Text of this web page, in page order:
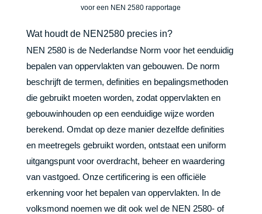
voor een NEN 2580 rapportage
Wat houdt de NEN2580 precies in?
NEN 2580 is de Nederlandse Norm voor het eenduidig
bepalen van oppervlakten van gebouwen. De norm
beschrijft de termen, definities en bepalingsmethoden
die gebruikt moeten worden, zodat oppervlakten en
gebouwinhouden op een eenduidige wijze worden
berekend. Omdat op deze manier dezelfde definities
en meetregels gebruikt worden, ontstaat een uniform
uitgangspunt voor overdracht, beheer en waardering
van vastgoed. Onze certificering is een officiële
erkenning voor het bepalen van oppervlakten. In de
volksmond noemen we dit ook wel de NEN 2580- of